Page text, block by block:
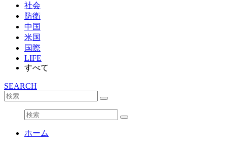
社会
防衛
中国
米国
国際
LIFE
すべて
SEARCH
ホーム